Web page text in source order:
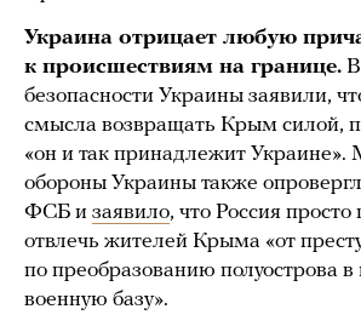
Украина отрицает любую
к происшествиям на границе.
безопасности Украины заявили,
смысла возвращать Крым силой,
«он и так принадлежит Украине».
обороны Украины также
ФСБ и заявило, что Россия просто
отвлечь жителей Крыма «от
по преобразованию полуострова
военную базу».